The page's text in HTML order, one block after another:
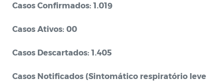
Casos Confirmados: 1.019
Casos Ativos: 00
Casos Descartados: 1.405
Casos Notificados (Sintomático respiratório leve